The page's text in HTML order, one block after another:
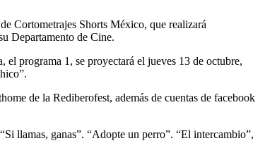
Cortometrajes Shorts México, que realizará
Departamento de Cine.
programa 1, se proyectará el jueves 13 de octubre,
de la Rediberofest, además de cuentas de facebook
llamas, ganas”. “Adopte un perro”. “El intercambio”,